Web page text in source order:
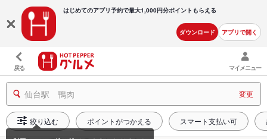
はじめてのアプリ予約で最大1,000円分ポイントもらえる
ダウンロード アプリで開く
戻る マイメニュー
仙台駅 鴨肉 変更
絞り込む ポイントがつかえる スマート支払い可